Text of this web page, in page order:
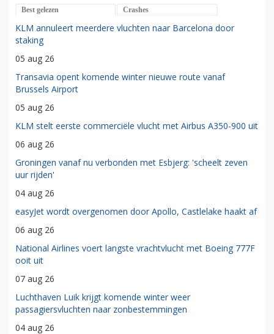
Best gelezen Crashes
KLM annuleert meerdere vluchten naar Barcelona door
staking
05 aug 26
Transavia opent komende winter nieuwe route vanaf
Brussels Airport
05 aug 26
KLM stelt eerste commerciële vlucht met Airbus A350-900 uit
06 aug 26
Groningen vanaf nu verbonden met Esbjerg: 'scheelt zeven
uur rijden'
04 aug 26
easyJet wordt overgenomen door Apollo, Castlelake haakt af
06 aug 26
National Airlines voert langste vrachtvlucht met Boeing 777F
ooit uit
07 aug 26
Luchthaven Luik krijgt komende winter weer
passagiersvluchten naar zonbestemmingen
04 aug 26